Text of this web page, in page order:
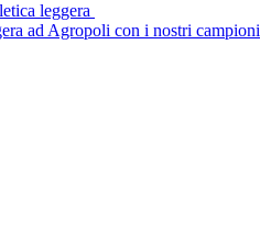
leggera
ad Agropoli con i nostri campioni